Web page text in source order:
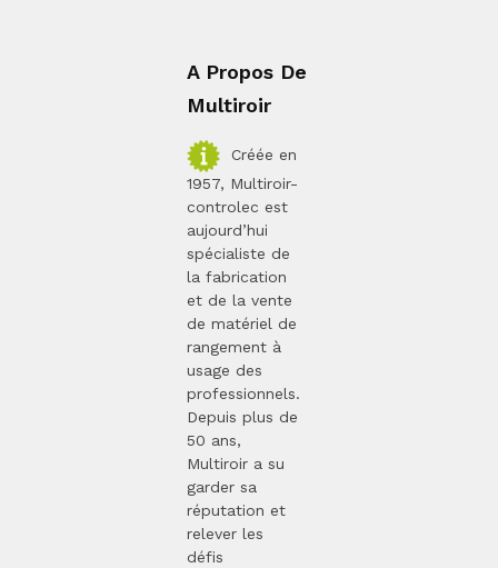
A Propos De
Multiroir
Créée en
1957, Multiroir-
controlec est
aujourd’hui
spécialiste de
la fabrication
et de la vente
de matériel de
rangement à
usage des
professionnels.
Depuis plus de
50 ans,
Multiroir a su
garder sa
réputation et
relever les
défis